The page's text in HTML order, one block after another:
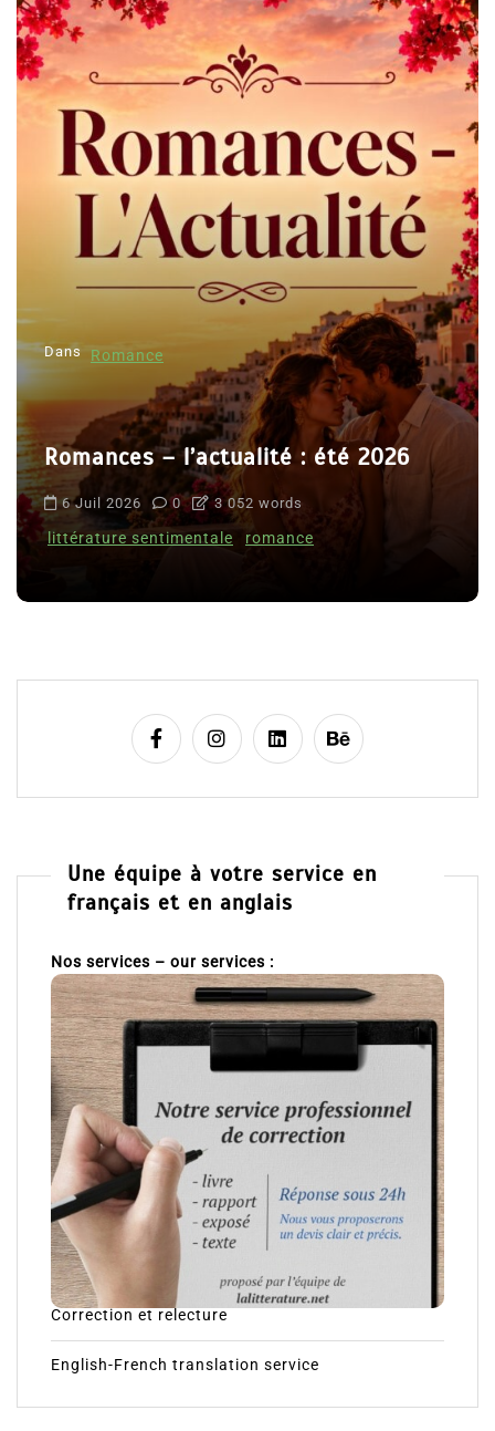
Dans Romance
Romances – l’actualité : été 2026
6 Juil 2026 0 3 052 words
littérature sentimentale romance
Une équipe à votre service en
français et en anglais
Nos services – our services :
Correction et relecture
English-French translation service